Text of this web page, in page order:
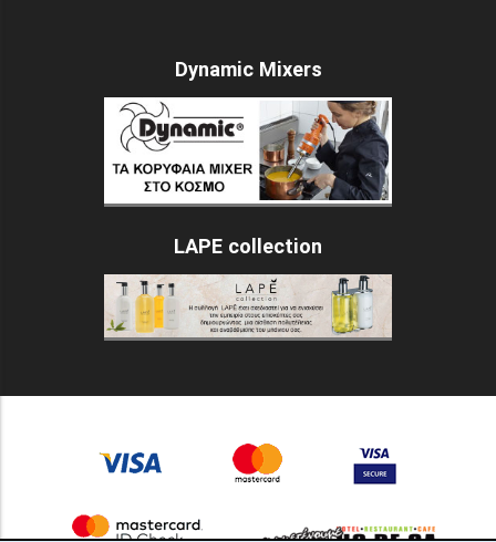
Dynamic Mixers
LAPE collection